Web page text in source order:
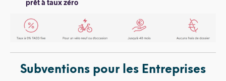
prêt à taux zéro
Subventions pour les Entreprises